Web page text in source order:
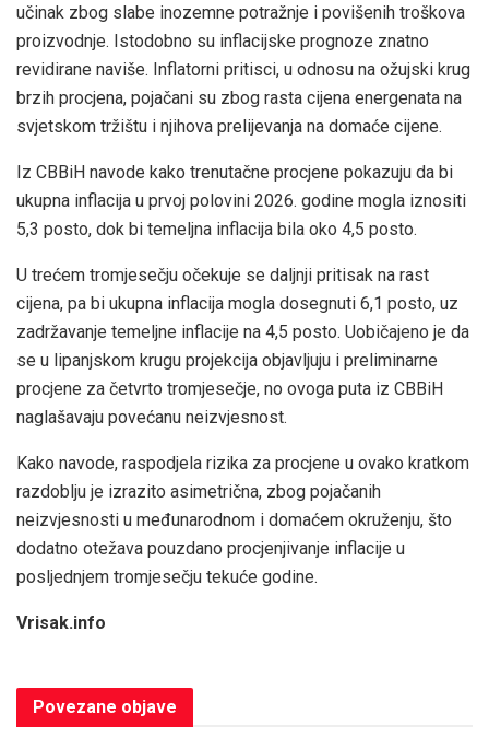
učinak zbog slabe inozemne potražnje i povišenih troškova
proizvodnje. Istodobno su inflacijske prognoze znatno
revidirane naviše. Inflatorni pritisci, u odnosu na ožujski krug
brzih procjena, pojačani su zbog rasta cijena energenata na
svjetskom tržištu i njihova prelijevanja na domaće cijene.
Iz CBBiH navode kako trenutačne procjene pokazuju da bi
ukupna inflacija u prvoj polovini 2026. godine mogla iznositi
5,3 posto, dok bi temeljna inflacija bila oko 4,5 posto.
U trećem tromjesečju očekuje se daljnji pritisak na rast
cijena, pa bi ukupna inflacija mogla dosegnuti 6,1 posto, uz
zadržavanje temeljne inflacije na 4,5 posto. Uobičajeno je da
se u lipanjskom krugu projekcija objavljuju i preliminarne
procjene za četvrto tromjesečje, no ovoga puta iz CBBiH
naglašavaju povećanu neizvjesnost.
Kako navode, raspodjela rizika za procjene u ovako kratkom
razdoblju je izrazito asimetrična, zbog pojačanih
neizvjesnosti u međunarodnom i domaćem okruženju, što
dodatno otežava pouzdano procjenjivanje inflacije u
posljednjem tromjesečju tekuće godine.
Vrisak.info
Povezane objave